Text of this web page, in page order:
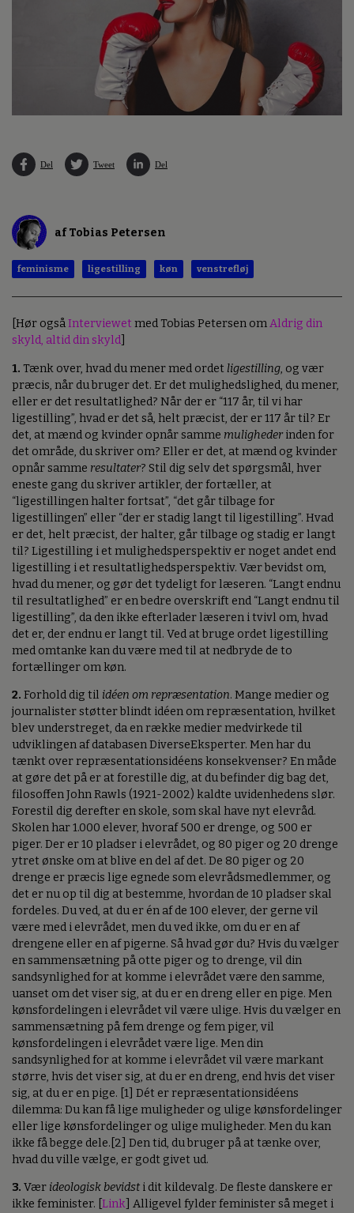
Del Tweet Del
af Tobias Petersen
feminisme ligestilling køn venstrefløj
[Hør ogsåInterviewet med Tobias Petersen omAldrig din
skyld, altid din skyld
1. Tænk over, hvad du mener med ordet ligestilling, og vær
præcis, når du bruger det. Er det mulighedslighed, du mener,
eller er det resultatlighed? Når der er “117 år, til vi har
ligestilling”, hvad er det så, helt præcist, der er 117 år til? Er
det, at mænd og kvinder opnår samme mulighederinden for
det område, du skriver om? Eller er det, at mænd og kvinder
opnår samme resultater? Stil dig selv det spørgsmål, hver
eneste gang du skriver artikler, der fortæller, at
“ligestillingen halter fortsat”, “det går tilbage for
ligestillingen” eller “der er stadig langt til ligestilling”. Hvad
er det, helt præcist, der halter, går tilbage og stadig er langt
til? Ligestilling i et mulighedsperspektiv er noget andet end
ligestilling i et resultatlighedsperspektiv. Vær bevidst om,
hvad du mener, og gør det tydeligt for læseren. “Langt endnu
til resultatlighed” er en bedre overskrift end “Langt endnu til
ligestilling”, da den ikke efterlader læseren i tvivl om, hvad
det er, der endnu er langt til. Ved at bruge ordet ligestilling
med omtanke kan du være med til at nedbryde de to
fortællinger om køn.
2. Forhold dig til idéen om repræsentation. Mange medier og
journalister støtter blindt idéen om repræsentation, hvilket
blev understreget, da en række medier medvirkede til
udviklingen af databasen DiverseEksperter. Men har du
tænkt over repræsentationsidéens konsekvenser? En måde
at gøre det på er at forestille dig, at du befinder dig bag det,
filosoffen John Rawls (1921-2002) kaldte uvidenhedens slør.
Forestil dig derefter en skole, som skal have nyt elevråd.
Skolen har 1.000 elever, hvoraf 500 er drenge, og 500 er
piger. Der er 10 pladser i elevrådet, og 80 piger og 20 drenge
ytret ønske om at blive en del af det. De 80 piger og 20
drenge er præcis lige egnede som elevrådsmedlemmer, og
det er nu op til dig at bestemme, hvordan de 10 pladser skal
fordeles. Du ved, at du er én af de 100 elever, der gerne vil
være med i elevrådet, men du ved ikke, om du er en af
drengene eller en af pigerne. Så hvad gør du? Hvis du vælger
en sammensætning på otte piger og to drenge, vil din
sandsynlighed for at komme i elevrådet være den samme,
uanset om det viser sig, at du er en dreng eller en pige. Men
kønsfordelingen i elevrådet vil være ulige. Hvis du vælger en
sammensætning på fem drenge og fem piger, vil
kønsfordelingen i elevrådet være lige. Men din
sandsynlighed for at komme i elevrådet vil være markant
større, hvis det viser sig, at du er en dreng, end hvis det viser
sig, at du er en pige. [1] Dét er repræsentationsidéens
dilemma: Du kan få lige muligheder og ulige kønsfordelinger
eller lige kønsfordelinger og ulige muligheder. Men du kan
ikke få begge dele.[2] Den tid, du bruger på at tænke over,
hvad du ville vælge, er godt givet ud.
3. Vær ideologisk bevidst i dit kildevalg. De fleste danskere er
ikke feminister. [ Link ] Alligevel fylder feminister så meget i